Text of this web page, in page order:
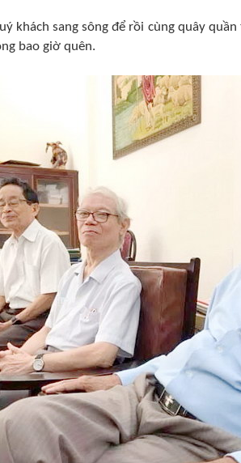
khách sang sông để rồi cùng quây
bao giờ quên.